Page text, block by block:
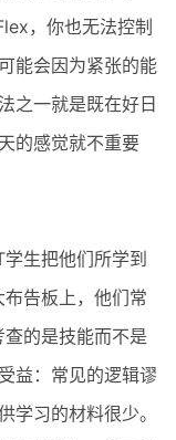
，你也无法控制
能会因为紧张的能
之一就是既在好日
的感觉就不重要
生把他们所学到
告板上，他们常
的是技能而不是
益：常见的逻辑谬
学习的材料很少。